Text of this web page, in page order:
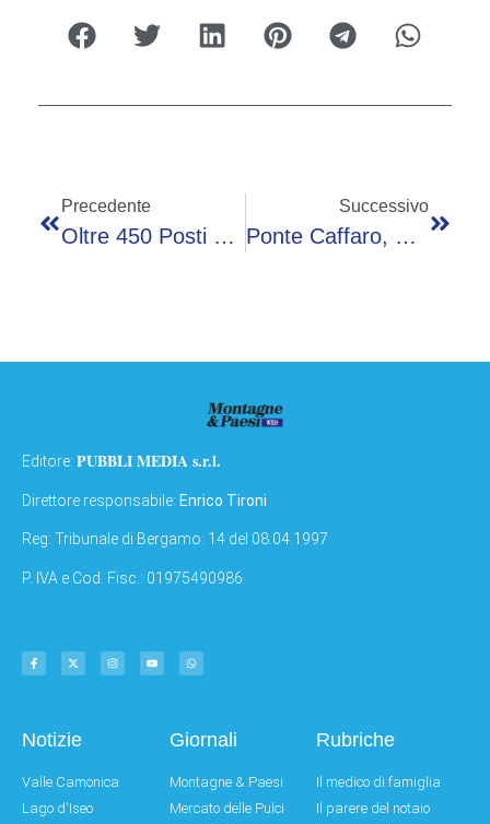
Precedente
Oltre 450 Posti Negli Enti Bresciani Con Il Nuovo Bando Del Servizio Civile Universale
Successivo
Ponte Caffaro, Ripresi I Lavori Per La Realizzazione Del Ponte Provvisorio
Editore: PUBBLI MEDIA s.r.l.
Direttore responsabile: Enrico Tironi
Reg: Tribunale di Bergamo: 14 del 08.04.1997
P. IVA e Cod. Fisc.: 01975490986
Notizie
Valle Camonica
Lago d'Iseo
Giornali
Montagne & Paesi
Mercato delle Pulci
Rubriche
Il medico di famiglia
Il parere del notaio